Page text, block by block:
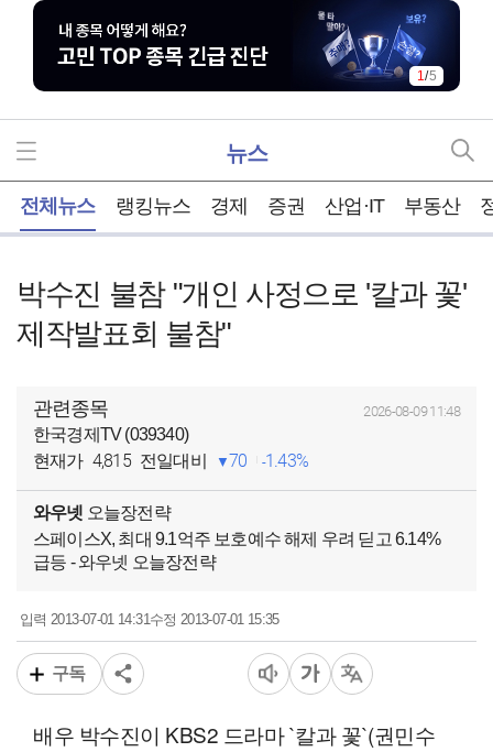
1/5
뉴스
전체뉴스 랭킹뉴스 경제 증권 산업·IT 부동산
박수진 불참 "개인 사정으로 '칼과 꽃'
제작발표회 불참"
관련종목 2026-08-09 11:48
한국경제TV (039340)
현재가 4,815 전일대비 70 1.43%
와우넷 오늘장전략
스페이스X, 최대 9.1억주 보호예수 해제 우려 딛고 6.14%
급등 - 와우넷 오늘장전략
입력2013-07-01 14:31수정 2013-07-01 15:35
구독
배우 박수진이 KBS2 드라마 `칼과 꽃`(권민수